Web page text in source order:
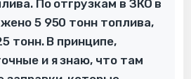
По отгрузкам в ЗКО в
5 950 тонн топлива,
тонн. В принципе,
и я знаю, что там